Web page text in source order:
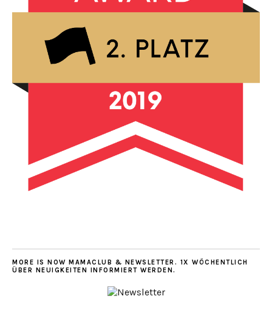
MORE IS NOW MAMACLUB & NEWSLETTER. 1X WÖCHENTLICH
ÜBER NEUIGKEITEN INFORMIERT WERDEN.